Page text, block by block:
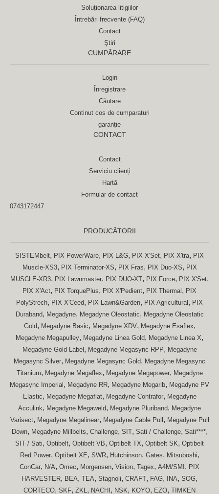
Soluționarea litigiilor
Întrebări frecvente (FAQ)
Contact
Ştiri
CUMPĂRARE
Login
Înregistrare
Căutare
Continut cos de cumparaturi
garanție
CONTACT
Contact
Serviciu clienți
Hartă
Formular de contact
0743172447
PRODUCĂTORII
SISTEMbelt, PIX PowerWare, PIX L&G, PIX X'Set, PIX X'tra, PIX
Muscle-XS3, PIX Terminator-XS, PIX Fras, PIX Duo-XS, PIX
MUSCLE-XR3, PIX Lawnmaster, PIX DUO-XT, PIX Force, PIX X'Set,
PIX X'Act, PIX TorquePlus, PIX X'Pedient, PIX Thermal, PIX
PolyStrech, PIX X'Ceed, PIX Lawn&Garden, PIX Agricultural, PIX
Duraband, Megadyne, Megadyne Oleostatic, Megadyne Oleostatic
Gold, Megadyne Basic, Megadyne XDV, Megadyne Esaflex,
Megadyne Megapulley, Megadyne Linea Gold, Megadyne Linea X,
Megadyne Gold Label, Megadyne Megasync RPP, Megadyne
Megasync Silver, Megadyne Megasync Gold, Megadyne Megasync
Titanium, Megadyne Megaflex, Megadyne Megapower, Megadyne
Megasync Imperial, Megadyne RR, Megadyne Megarib, Megadyne PV
Elastic, Megadyne Megaflat, Megadyne Contrafor, Megadyne
Acculink, Megadyne Megaweld, Megadyne Pluriband, Megadyne
Varisect, Megadyne Megalinear, Megadyne Cable Pull, Megadyne Pull
Down, Megadyne Millbelts, Challenge, SIT, Sati / Challenge, Sati****,
SIT / Sati, Optibelt, Optibelt VB, Optibelt TX, Optibelt SK, Optibelt
Red Power, Optibelt XE, SWR, Hutchinson, Gates, Mitsuboshi,
ConCar, N/A, Omec, Morgensen, Vision, Tagex, A4M/SMI, PIX
HARVESTER, BEA, TEA, Stagnoli, CRAFT, FAG, INA, SOG,
CORTECO, SKF, ZKL , NACHI, NSK, KOYO, EZO, TIMKEN